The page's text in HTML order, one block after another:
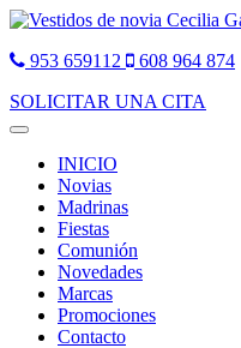
953 659112
608 964 874
SOLICITAR UNA CITA
Toggle
navigationINICIO
Novias
Madrinas
Fiestas
Comunión
Novedades
Marcas
Promociones
Contacto